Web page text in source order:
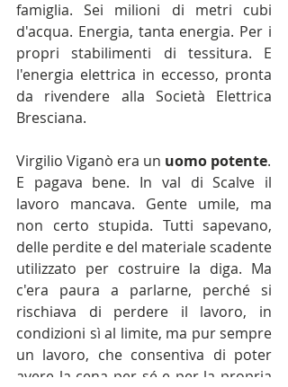
famiglia. Sei milioni di metri cubi
d'acqua. Energia, tanta energia. Per i
propri stabilimenti di tessitura. E
l'energia elettrica in eccesso, pronta
da rivendere alla Società Elettrica
Bresciana.
Virgilio Viganò era un uomo potente.
E pagava bene. In val di Scalve il
lavoro mancava. Gente umile, ma
non certo stupida. Tutti sapevano,
delle perdite e del materiale scadente
utilizzato per costruire la diga. Ma
c'era paura a parlarne, perché si
rischiava di perdere il lavoro, in
condizioni sì al limite, ma pur sempre
un lavoro, che consentiva di poter
avere la cena per sé e per la propria